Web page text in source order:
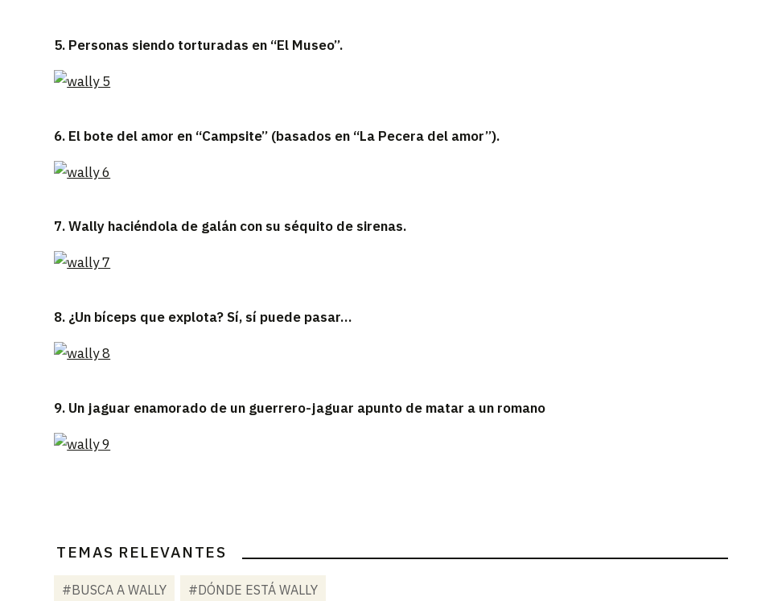
5. Personas siendo torturadas en “El Museo”.
6. El bote del amor en “Campsite” (basados en “La Pecera del amor”).
7. Wally haciéndola de galán con su séquito de sirenas.
8. ¿Un bíceps que explota? Sí, sí puede pasar…
9. Un jaguar enamorado de un guerrero-jaguar apunto de matar a un romano
TEMAS RELEVANTES
#BUSCA A WALLY #DÓNDE ESTÁ WALLY